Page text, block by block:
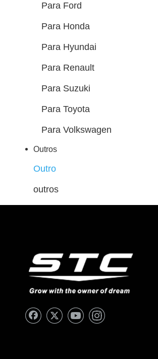
Para Ford
Para Honda
Para Hyundai
Para Renault
Para Suzuki
Para Toyota
Para Volkswagen
Outros
Outro
outros